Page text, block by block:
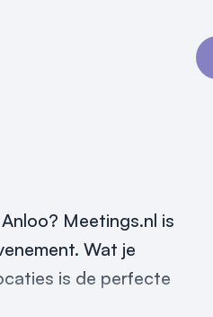
Meetings.nl is
Wat je
is de perfecte